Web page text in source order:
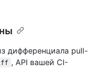
дифференциала pull-
, API вашей CI-